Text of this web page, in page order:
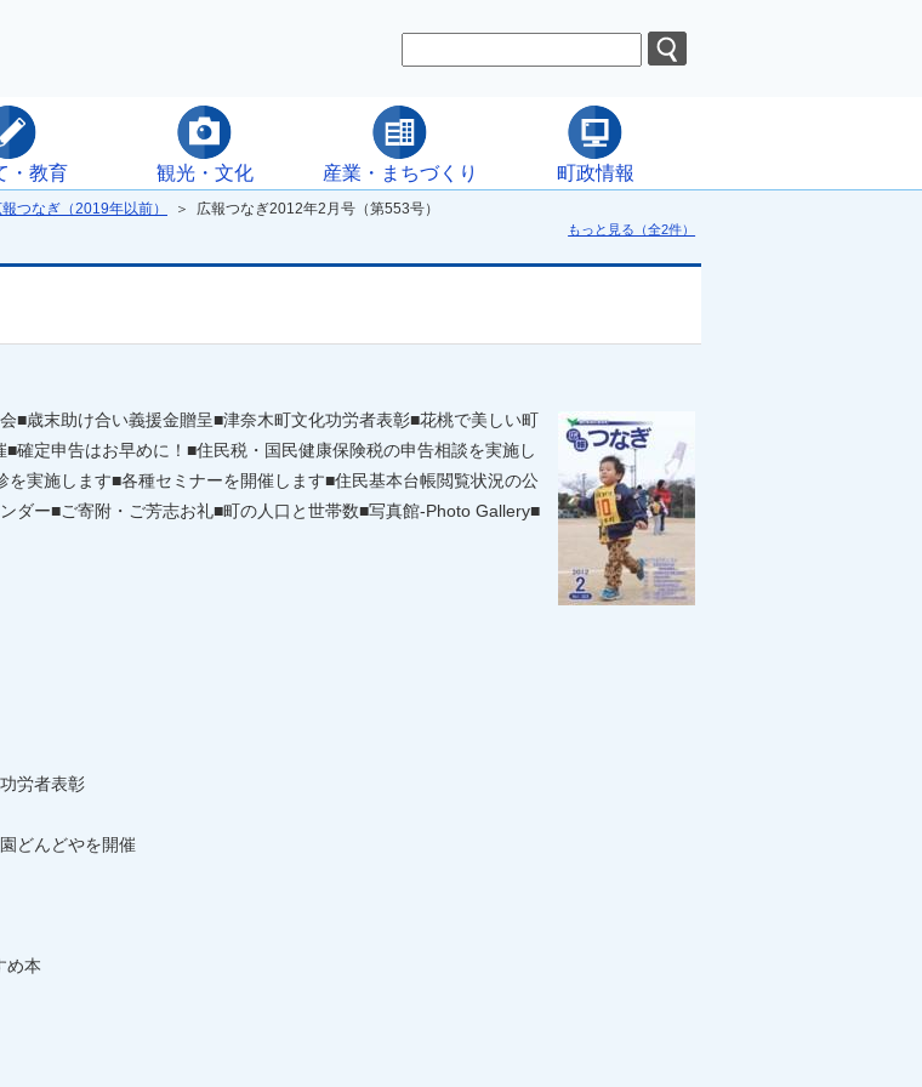
・教育 観光・文化 産業・まちづくり 町政情報
報つなぎ（2019年以前） ＞ 広報つなぎ2012年2月号（第553号）
もっと見る（全2件）
■歳末助け合い義援金贈呈■津奈木町文化功労者表彰■花桃で美しい町
確定申告はお早めに！■住民税・国民健康保険税の申告相談を実施し
実施します■各種セミナーを開催します■住民基本台帳閲覧状況の公
ダー■ご寄附・ご芳志お礼■町の人口と世帯数■写真館-Photo Gallery■
労者表彰
どんどやを開催
め本